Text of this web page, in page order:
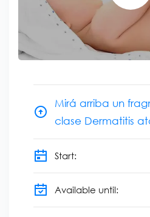
Mirá arriba un
clase Dermatitis
Start:
Available until: